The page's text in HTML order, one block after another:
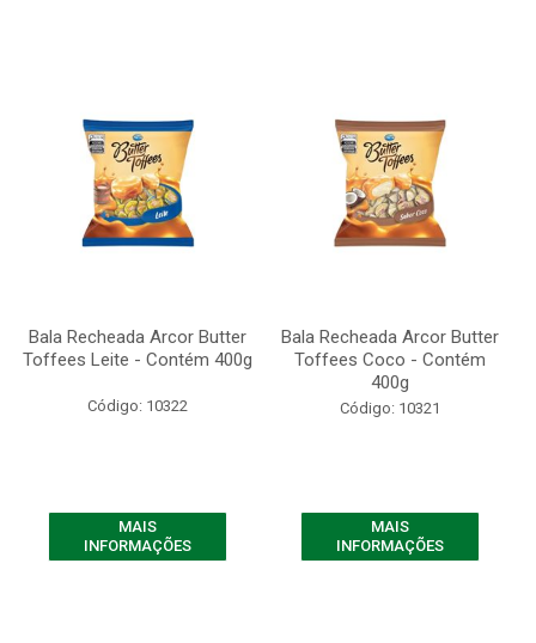
Bala Recheada Arcor Butter
Toffees Leite - Contém 400g
Código: 10322
MAIS
INFORMAÇÕES
Bala Recheada Arcor Butter
Toffees Coco - Contém
400g
Código: 10321
MAIS
INFORMAÇÕES